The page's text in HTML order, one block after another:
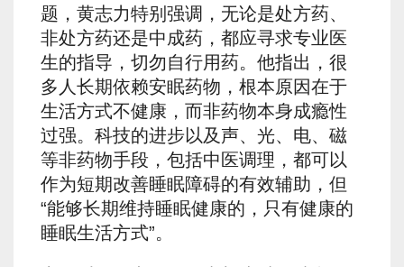
题，黄志力特别强调，无论是处方药、
非处方药还是中成药，都应寻求专业医
生的指导，切勿自行用药。他指出，很
多人长期依赖安眠药物，根本原因在于
生活方式不健康，而非药物本身成瘾性
过强。科技的进步以及声、光、电、磁
等非药物手段，包括中医调理，都可以
作为短期改善睡眠障碍的有效辅助，但
“能够长期维持睡眠健康的，只有健康的
睡眠生活方式”。